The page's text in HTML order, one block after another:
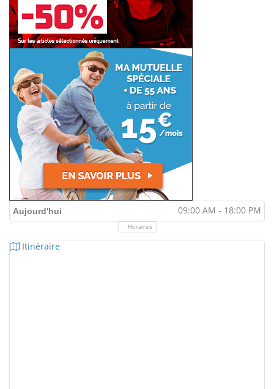
Aujourd'hui 09:00 AM - 18:00 PM
Horaires
Itinéraire